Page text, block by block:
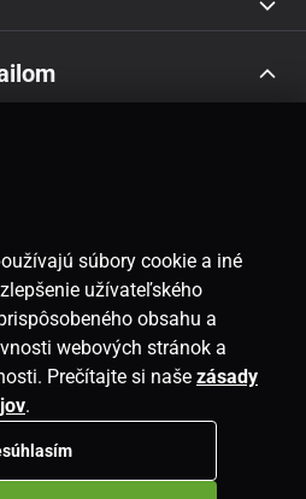
súbory cookie a iné
užívateľského
obsahu a
webových stránok a
Prečítajte si naše zásady
.